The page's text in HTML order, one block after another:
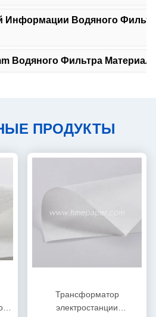
Информации Водяного
Водяного Фильтра
ПРОДУКТЫ
Трансформатор
электростанции